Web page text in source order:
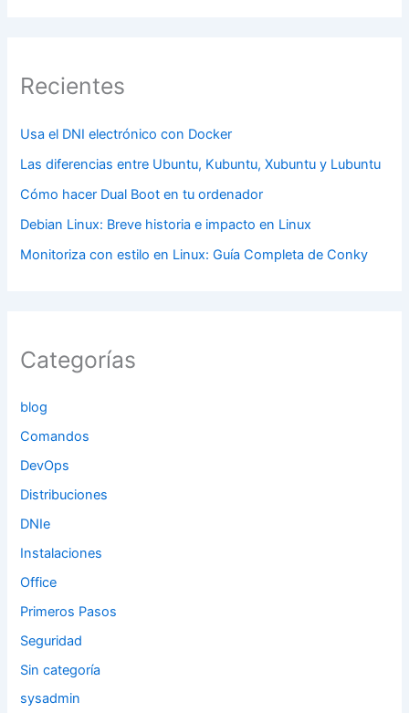
Recientes
Usa el DNI electrónico con Docker
Las diferencias entre Ubuntu, Kubuntu, Xubuntu y Lubuntu
Cómo hacer Dual Boot en tu ordenador
Debian Linux: Breve historia e impacto en Linux
Monitoriza con estilo en Linux: Guía Completa de Conky
Categorías
blog
Comandos
DevOps
Distribuciones
DNIe
Instalaciones
Office
Primeros Pasos
Seguridad
Sin categoría
sysadmin